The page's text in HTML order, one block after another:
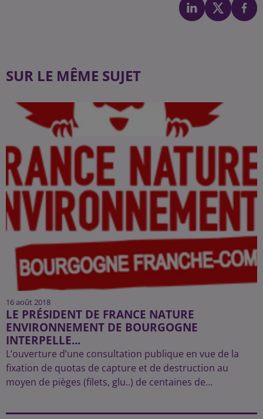
SUR LE MÊME SUJET
16 août 2018
LE PRÉSIDENT DE FRANCE NATURE
ENVIRONNEMENT DE BOURGOGNE
INTERPELLE...
L’ouverture d’une consultation publique en vue de la
fixation de quotas de capture et de destruction au
moyen de pièges (filets, glu..) de centaines de...